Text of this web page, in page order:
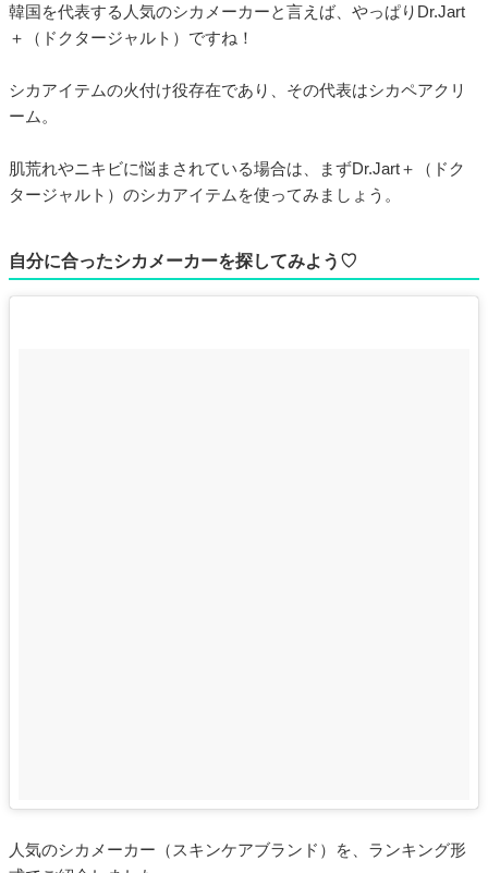
韓国を代表する人気のシカメーカーと言えば、やっぱりDr.Jart
＋（ドクタージャルト）ですね！
シカアイテムの火付け役存在であり、その代表はシカペアクリ
ーム。
肌荒れやニキビに悩まされている場合は、まずDr.Jart＋（ドク
タージャルト）のシカアイテムを使ってみましょう。
自分に合ったシカメーカーを探してみよう♡
人気のシカメーカー（スキンケアブランド）を、ランキング形